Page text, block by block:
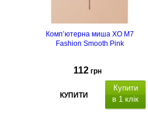
Комп’ютерна миша XO M7
Fashion Smooth Pink
112 грн
КУПИТИ
Купити
в 1 клік